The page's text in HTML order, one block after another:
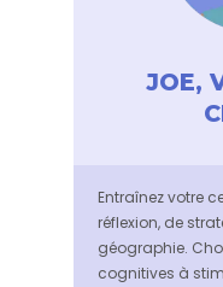
JOE,
Entraînez votre
réflexion, de
géographie.
cognitives à